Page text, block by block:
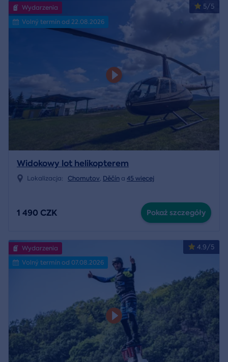
5/5
Wydarzenia
Volný termín od 22.08.2026
Widokowy lot helikopterem
Lokalizacja: Chomutov, Děčín a 45 więcej
1 490 CZK Pokaż szczegóły
4.9/5
Wydarzenia
Volný termín od 07.08.2026